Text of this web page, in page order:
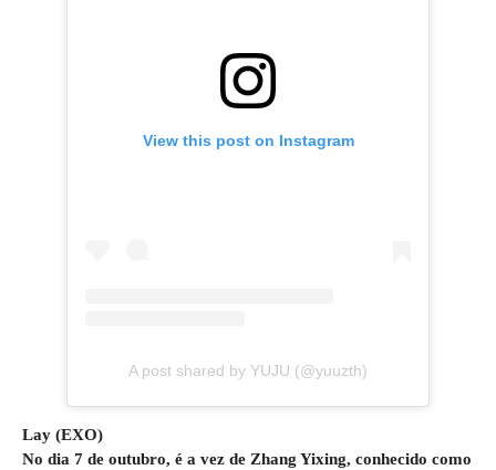
View this post on Instagram
A post shared by YUJU (@yuuzth)
Lay (EXO)
No dia 7 de outubro, é a vez de Zhang Yixing, conhecido como